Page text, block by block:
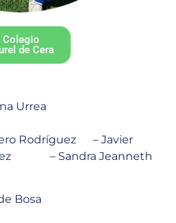
Colegio
de Cera
Urrea
Rodríguez – Javier
– Sandra Jeanneth
Bosa